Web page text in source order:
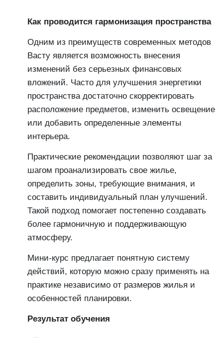
Как проводится гармонизация пространства
Одним из преимуществ современных методов
Васту является возможность внесения
изменений без серьезных финансовых
вложений. Часто для улучшения энергетики
пространства достаточно скорректировать
расположение предметов, изменить освещение
или добавить определенные элементы
интерьера.
Практические рекомендации позволяют шаг за
шагом проанализировать свое жилье,
определить зоны, требующие внимания, и
составить индивидуальный план улучшений.
Такой подход помогает постепенно создавать
более гармоничную и поддерживающую
атмосферу.
Мини-курс предлагает понятную систему
действий, которую можно сразу применять на
практике независимо от размеров жилья и
особенностей планировки.
Результат обучения